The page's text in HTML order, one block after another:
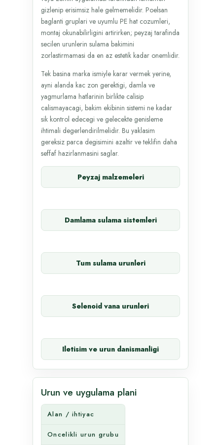
gizlenip erisimsiz hale gelmemelidir. Poelsan
baglanti gruplari ve uyumlu PE hat cozumleri,
montaj okunabilirligini artirirken; peyzaj tarafinda
secilen urunlerin sulama bakimini
zorlastirmamasi da en az estetik kadar onemlidir.
Tek basina marka ismiyle karar vermek yerine,
ayni alanda kac zon gerektigi, damla ve
yagmurlama hatlarinin birlikte calisip
calismayacagi, bakim ekibinin sistemi ne kadar
sik kontrol edecegi ve gelecekte genisleme
ihtimali degerlendirilmelidir. Bu yaklasim
gereksiz parca degisimini azaltir ve teklifin daha
seffaf hazirlanmasini saglar.
Peyzaj malzemeleri
Damlama sulama sistemleri
Tum sulama urunleri
Selenoid vana urunleri
Iletisim ve urun danismanligi
Urun ve uygulama plani
Alan / ihtiyac
Oncelikli urun grubu